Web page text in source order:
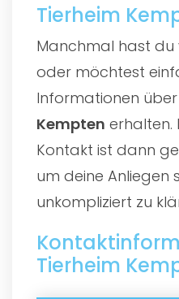
Tierheim
Manchmal hast du
oder möchtest
Informationen
Kempten erhalten.
Kontakt ist dann
um deine Anliegen
unkompliziert zu
Tierheim